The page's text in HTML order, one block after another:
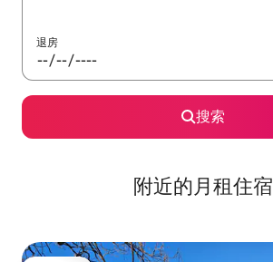
退房
搜索
附近的月租住宿